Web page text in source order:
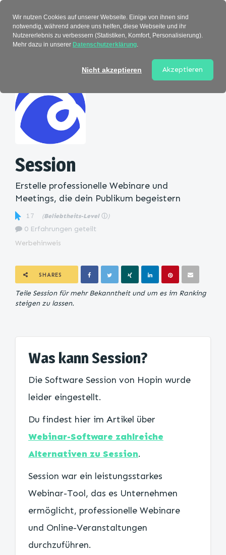
Session
Erstelle professionelle Webinare und
Meetings, die dein Publikum begeistern
17 (Beliebtheits-Level ⓘ )
0 Erfahrungen geteilt
Werbehinweis
SHARES
Teile Session für mehr Bekanntheit und um es im Ranking
steigen zu lassen.
Was kann Session?
Die Software Session von Hopin wurde
leider eingestellt.
Du findest hier im Artikel über
Webinar-Software zahlreiche
Alternativen zu Session.
Session war ein leistungsstarkes
Webinar-Tool, das es Unternehmen
ermöglicht, professionelle Webinare
und Online-Veranstaltungen
durchzuführen.
Wir nutzen Cookies auf unserer Webseite. Einige von ihnen sind
notwendig, während andere uns helfen, diese Webseite und ihr
Nutzererlebnis zu verbessern (Statistiken, Komfort, Personalisierung).
Mehr dazu in unserer Datenschutzerklärung.
Nicht akzeptieren Akzeptieren